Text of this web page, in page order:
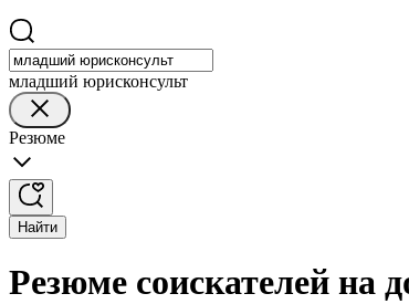
младший юрисконсульт
Резюме
Найти
Резюме соискателей на